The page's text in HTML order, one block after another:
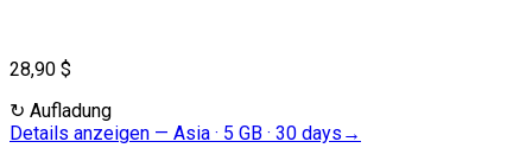
28,90 $
↻ Aufladung
Details anzeigen — Asia · 5 GB · 30 days →